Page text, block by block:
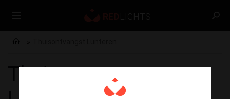
Thuisontvangst